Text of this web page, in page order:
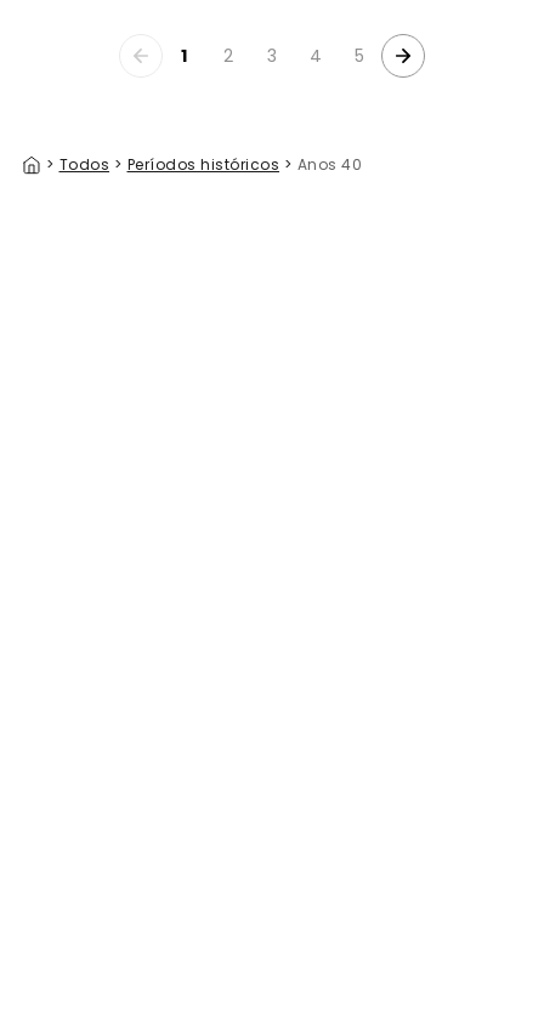
1 2 3 4 5
> Todos > Períodos históricos > Anos 40